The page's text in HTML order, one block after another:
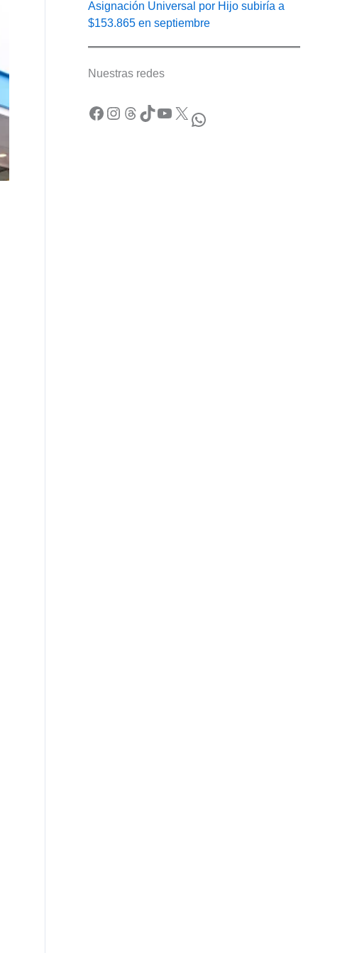
Asignación Universal por Hijo subiría a
$153.865 en septiembre
Nuestras redes
Facebook Instagram Threads TikTok YouTube X WhatsApp